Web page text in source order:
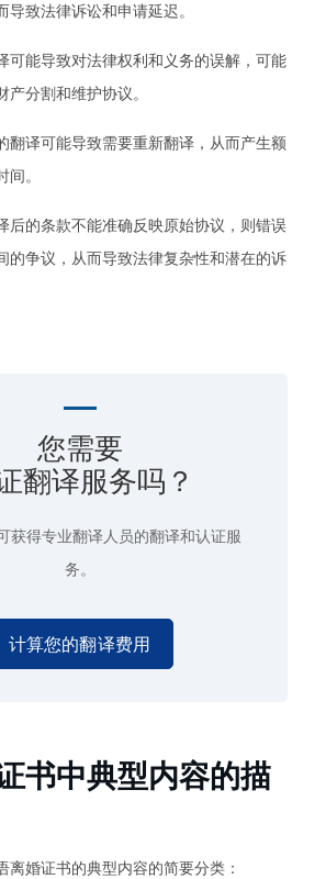
致法律诉讼和申请延迟。
可能导致对法律权利和义务的误解，可能
分割和维护协议。
翻译可能导致需要重新翻译，从而产生额
。
后的条款不能准确反映原始协议，则错误
的争议，从而导致法律复杂性和潜在的诉
您需要
翻译服务吗？
获得专业翻译人员的翻译和认证服
务。
计算您的翻译费用
书中典型内容的描
离婚证书的典型内容的简要分类：